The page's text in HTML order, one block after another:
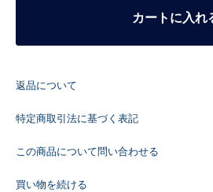
カートに入れ
返品について
特定商取引法に基づく表記
この商品について問い合わせる
買い物を続ける